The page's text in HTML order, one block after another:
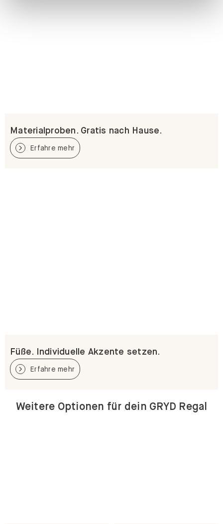
Materialproben. Gratis nach Hause.
Erfahre mehr
Füße. Individuelle Akzente setzen.
Erfahre mehr
Weitere Optionen für dein GRYD Regal